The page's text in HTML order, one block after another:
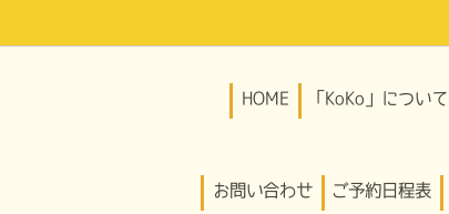
HOME 「KoKo」について
お問い合わせ ご予約日程表